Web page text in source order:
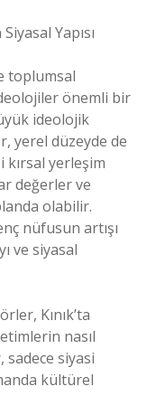
Yapısı
toplumsal
önemli bir
ideolojik
yerel düzeyde de
kırsal yerleşim
değerler ve
olabilir.
nüfusun artışı
ve siyasal
Kınık’ta
nasıl
siyasi
kültürel